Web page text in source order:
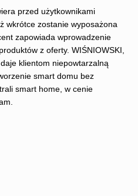
przed użytkownikami
wkrótce zostanie wyposażona
zapowiada wprowadzenie
z oferty. WIŚNIOWSKI,
klientom niepowtarzalną
smart domu bez
smart home, w cenie